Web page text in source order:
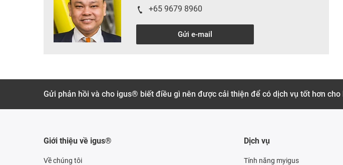
+65 9679 8960
Gửi e-mail
Gửi phản hồi và cho igus® biết điều gì nên được cải thiện để có dịch vụ tốt hơn cho
Giới thiệu về igus®
Về chúng tôi
Dịch vụ
Tính năng myigus